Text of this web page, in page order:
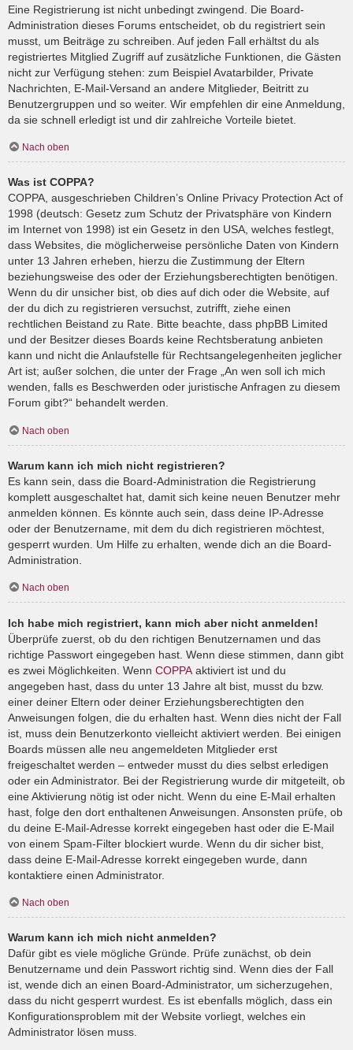
Eine Registrierung ist nicht unbedingt zwingend. Die Board-
Administration dieses Forums entscheidet, ob du registriert sein
musst, um Beiträge zu schreiben. Auf jeden Fall erhältst du als
registriertes Mitglied Zugriff auf zusätzliche Funktionen, die Gästen
nicht zur Verfügung stehen: zum Beispiel Avatarbilder, Private
Nachrichten, E-Mail-Versand an andere Mitglieder, Beitritt zu
Benutzergruppen und so weiter. Wir empfehlen dir eine Anmeldung,
da sie schnell erledigt ist und dir zahlreiche Vorteile bietet.
Nach oben
Was ist COPPA?
COPPA, ausgeschrieben Children’s Online Privacy Protection Act of
1998 (deutsch: Gesetz zum Schutz der Privatsphäre von Kindern
im Internet von 1998) ist ein Gesetz in den USA, welches festlegt,
dass Websites, die möglicherweise persönliche Daten von Kindern
unter 13 Jahren erheben, hierzu die Zustimmung der Eltern
beziehungsweise des oder der Erziehungsberechtigten benötigen.
Wenn du dir unsicher bist, ob dies auf dich oder die Website, auf
der du dich zu registrieren versuchst, zutrifft, ziehe einen
rechtlichen Beistand zu Rate. Bitte beachte, dass phpBB Limited
und der Besitzer dieses Boards keine Rechtsberatung anbieten
kann und nicht die Anlaufstelle für Rechtsangelegenheiten jeglicher
Art ist; außer solchen, die unter der Frage „An wen soll ich mich
wenden, falls es Beschwerden oder juristische Anfragen zu diesem
Forum gibt?“ behandelt werden.
Nach oben
Warum kann ich mich nicht registrieren?
Es kann sein, dass die Board-Administration die Registrierung
komplett ausgeschaltet hat, damit sich keine neuen Benutzer mehr
anmelden können. Es könnte auch sein, dass deine IP-Adresse
oder der Benutzername, mit dem du dich registrieren möchtest,
gesperrt wurden. Um Hilfe zu erhalten, wende dich an die Board-
Administration.
Nach oben
Ich habe mich registriert, kann mich aber nicht anmelden!
Überprüfe zuerst, ob du den richtigen Benutzernamen und das
richtige Passwort eingegeben hast. Wenn diese stimmen, dann gibt
es zwei Möglichkeiten. Wenn COPPA aktiviert ist und du
angegeben hast, dass du unter 13 Jahre alt bist, musst du bzw.
einer deiner Eltern oder deiner Erziehungsberechtigten den
Anweisungen folgen, die du erhalten hast. Wenn dies nicht der Fall
ist, muss dein Benutzerkonto vielleicht aktiviert werden. Bei einigen
Boards müssen alle neu angemeldeten Mitglieder erst
freigeschaltet werden – entweder musst du dies selbst erledigen
oder ein Administrator. Bei der Registrierung wurde dir mitgeteilt, ob
eine Aktivierung nötig ist oder nicht. Wenn du eine E-Mail erhalten
hast, folge den dort enthaltenen Anweisungen. Ansonsten prüfe, ob
du deine E-Mail-Adresse korrekt eingegeben hast oder die E-Mail
von einem Spam-Filter blockiert wurde. Wenn du dir sicher bist,
dass deine E-Mail-Adresse korrekt eingegeben wurde, dann
kontaktiere einen Administrator.
Nach oben
Warum kann ich mich nicht anmelden?
Dafür gibt es viele mögliche Gründe. Prüfe zunächst, ob dein
Benutzername und dein Passwort richtig sind. Wenn dies der Fall
ist, wende dich an einen Board-Administrator, um sicherzugehen,
dass du nicht gesperrt wurdest. Es ist ebenfalls möglich, dass ein
Konfigurationsproblem mit der Website vorliegt, welches ein
Administrator lösen muss.